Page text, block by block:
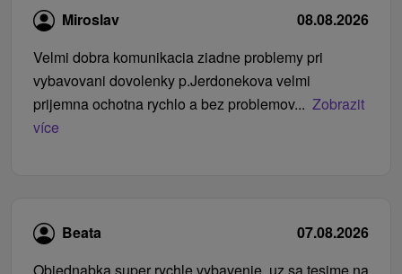
Miroslav
08.08.2026
Velmi dobra komunikacia ziadne problemy pri
vybavovani dovolenky p.Jerdonekova velmi
prijemna ochotna rychlo a bez problemov... Zobrazit
více
Beata
07.08.2026